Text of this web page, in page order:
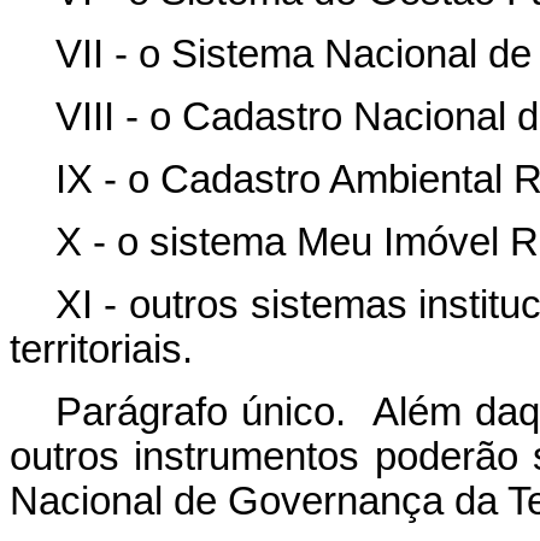
VII - o Sistema Nacional
VIII - o Cadastro Nacional
IX - o Cadastro Ambiental
X - o sistema Meu Imóvel
XI - outros sistemas
territoriais.
Parágrafo único. Além
outros instrumentos
Nacional de Governança da